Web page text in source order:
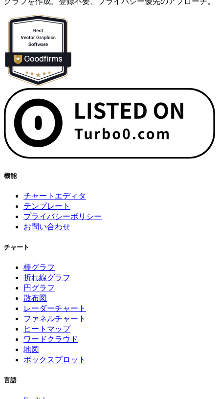
機能
チャートエディタ
テンプレート
プライバシーポリシー
お問い合わせ
チャート
棒グラフ
折れ線グラフ
円グラフ
散布図
レーダーチャート
ファネルチャート
ヒートマップ
ワードクラウド
地図
ボックスプロット
言語